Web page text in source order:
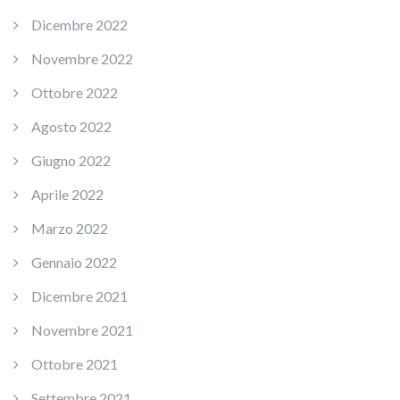
Dicembre 2022
Novembre 2022
Ottobre 2022
Agosto 2022
Giugno 2022
Aprile 2022
Marzo 2022
Gennaio 2022
Dicembre 2021
Novembre 2021
Ottobre 2021